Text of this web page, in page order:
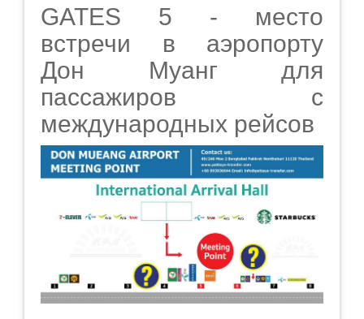
GATES 5 - место
встречи в аэропорту
Дон Муанг для
пассажиров с
международных рейсов